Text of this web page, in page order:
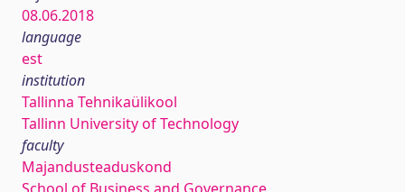
08.06.2018
language
est
institution
Tallinna Tehnikaülikool
Tallinn University of Technology
faculty
Majandusteaduskond